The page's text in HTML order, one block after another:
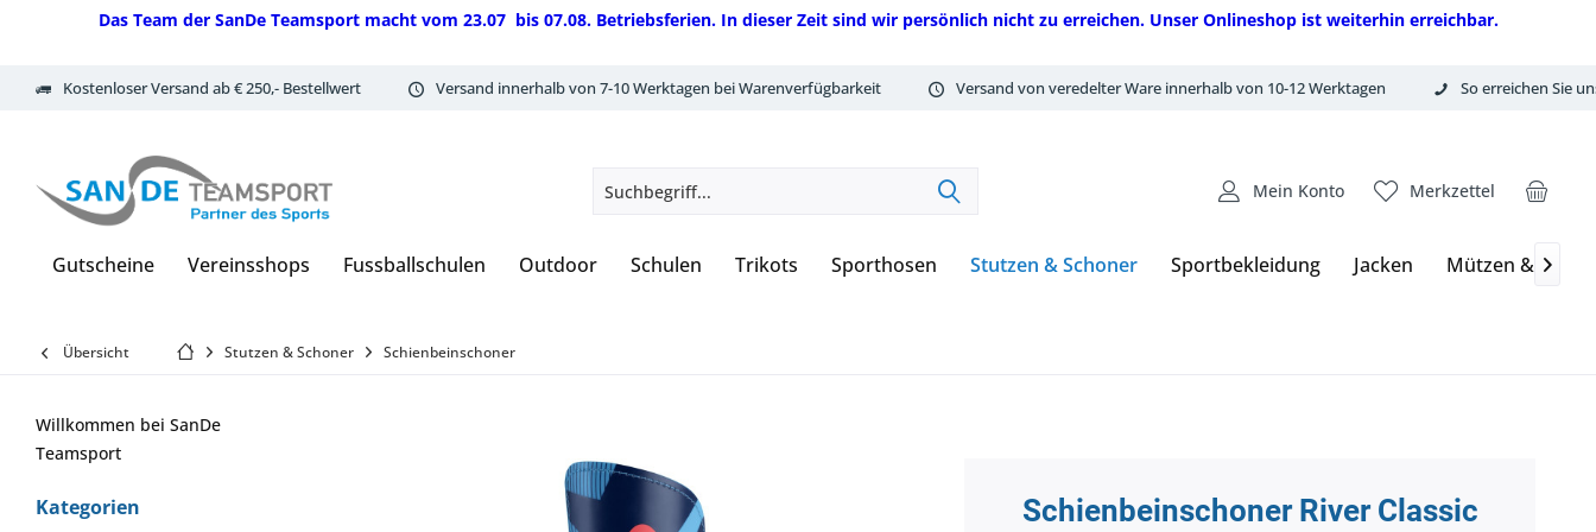
Das Team der SanDe Teamsport macht vom 23.07 bis 07.08. Betriebsferien. In dieser Zeit sind wir persönlich nicht zu erreichen. Unser Onlineshop ist weiterhin erreichbar.
Kostenloser Versand ab € 250,- Bestellwert Versand innerhalb von 7-10 Werktagen bei Warenverfügbarkeit Versand von veredelter Ware innerhalb von 10-12 Werktagen So erreichen Sie
Merkzettel
Mein Konto
Gutscheine Vereinsshops Fussballschulen Outdoor Schulen Trikots Sporthosen Stutzen & Schoner Sportbekleidung Jacken Mützen & 
Übersicht Stutzen & Schoner Schienbeinschoner
Willkommen bei SanDe
Teamsport
Kategorien Schienbeinschoner River Classic